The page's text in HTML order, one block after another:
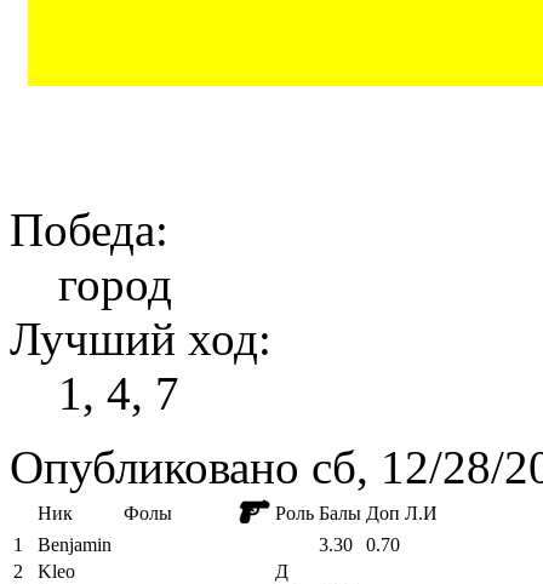
Победа:
город
Лучший ход:
1, 4, 7
Опубликовано сб, 12/28/
Ник Фолы Роль Балы Доп Л.И
1
Benjamin 3.30
0.70
2
Kleo
Д